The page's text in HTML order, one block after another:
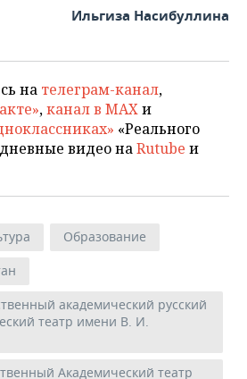
Ильгиза Насибуллина
на телеграм-канал,
,канал в MAXи
«Реального
видео наRutube и
Образование
академический русский
театр имени В. И.
Академический театр